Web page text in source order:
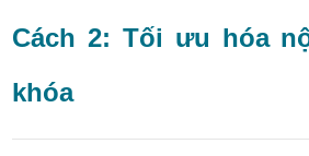
Cách 2: Tối ưu hóa
khóa